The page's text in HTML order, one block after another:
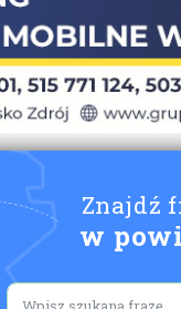
Znajdź
w
Lorem ipsum